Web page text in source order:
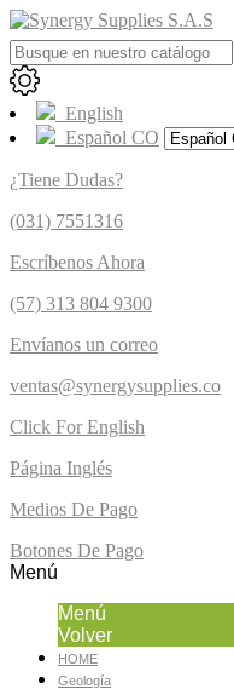
English
Español CO
¿Tiene Dudas?
(031) 7551316
Escríbenos Ahora
(57) 313 804 9300
Envíanos un correo
ventas@synergysupplies.co
Click For English
Página Inglés
Medios De Pago
Botones De Pago
Menú
Menú
Volver
HOME
Geología